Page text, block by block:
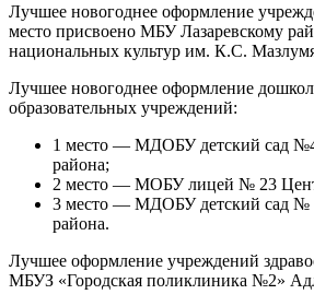
Лучшее новогоднее оформление
место присвоено МБУ Лазаревскому
национальных культур им. К.С.
Лучшее новогоднее оформление
образовательных учреждений:
1 место — МДОБУ детский сад
района;
2 место — МОБУ лицей № 23
3 место — МДОБУ детский сад №
района.
Лучшее оформление учреждений
МБУЗ «Городская поликлиника №2»